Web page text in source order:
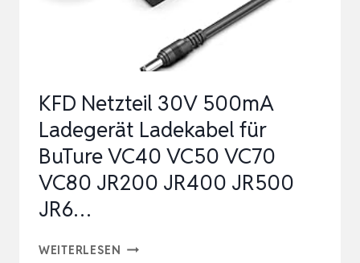
180
BONDRUCKER
TM-
T20III
EPSON
AD…
KFD Netzteil 30V 500mA
Ladegerät Ladekabel für
BuTure VC40 VC50 VC70
VC80 JR200 JR400 JR500
JR6…
WEITERLESEN KFD